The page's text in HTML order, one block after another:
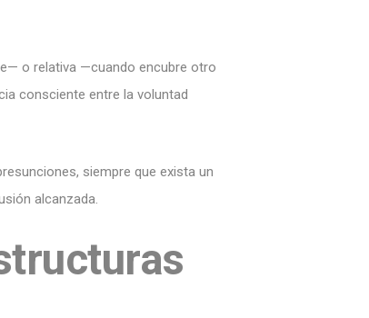
o relativa —cuando encubre otro
consciente entre la voluntad
siempre que exista un
alcanzada.